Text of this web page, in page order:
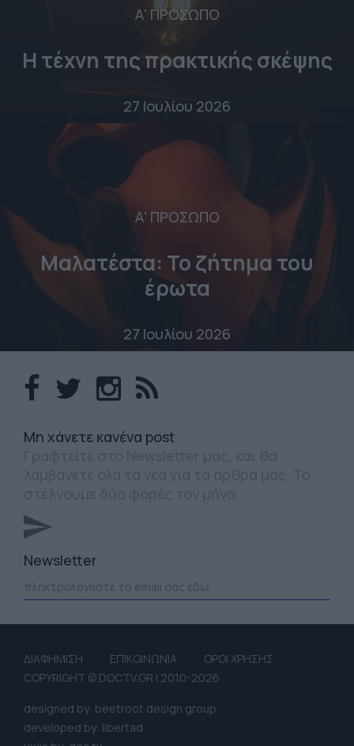
Α' ΠΡΟΣΩΠΟ
Η τέχνη της πρακτικής σκέψης
27 Ιουλίου 2026
Α' ΠΡΟΣΩΠΟ
Μαλατέστα: Το ζήτημα του
έρωτα
27 Ιουλίου 2026
Mη χάνετε κανένα post
Newsletter
ΔΙΑΦΗΜΙΣΗ ΕΠΙΚΟΙΝΩΝΙΑ
ΟΡΟΙ ΧΡΗΣΗΣ
COPYRIGHT © DOCTV.GR | 2010-2026
designed by: beetroot design group
developed by: libertad